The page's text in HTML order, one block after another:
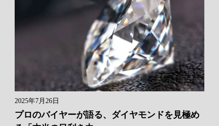
2025年7月26日
プロのバイヤーが語る、ダイヤモンドを見極め